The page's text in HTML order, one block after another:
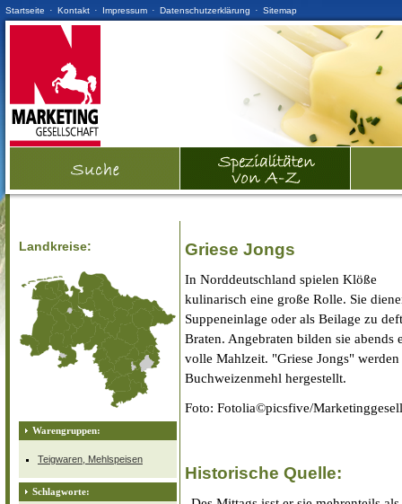
Startseite · Kontakt · Impressum · Datenschutzerklärung · Sitemap
Landkreise:
Warengruppen:
Teigwaren, Mehlspeisen
Schlagworte:
Griese Jongs
In Norddeutschland spielen Klöße
kulinarisch eine große Rolle. Sie
Suppeneinlage oder als Beilage zu
Braten. Angebraten bilden sie abends
volle Mahlzeit. "Griese Jongs" werden
Buchweizenmehl hergestellt.
Foto: Fotolia©picsfive/
Historische Quelle: